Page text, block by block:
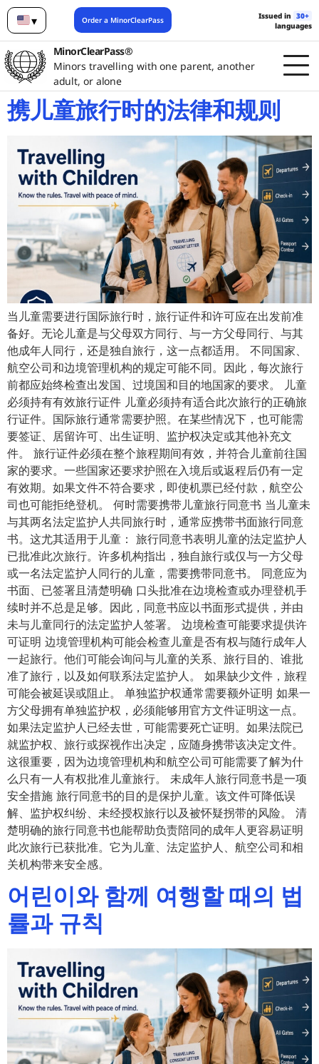
▾
English
Order a MinorClearPass Issued in 30+
languages
MinorClearPass®
Minors travelling with one parent, another
adult, or alone
携儿童旅行时的法律和规则
当儿童需要进行国际旅行时，旅行证件和许可应在出发前准
备好。无论儿童是与父母双方同行、与一方父母同行、与其
他成年人同行，还是独自旅行，这一点都适用。 不同国家、
航空公司和边境管理机构的规定可能不同。因此，每次旅行
前都应始终检查出发国、过境国和目的地国家的要求。 儿童
必须持有有效旅行证件 儿童必须持有适合此次旅行的正确旅
行证件。国际旅行通常需要护照。在某些情况下，也可能需
要签证、居留许可、出生证明、监护权决定或其他补充文
件。 旅行证件必须在整个旅程期间有效，并符合儿童前往国
家的要求。一些国家还要求护照在入境后或返程后仍有一定
有效期。如果文件不符合要求，即使机票已经付款，航空公
司也可能拒绝登机。 何时需要携带儿童旅行同意书 当儿童未
与其两名法定监护人共同旅行时，通常应携带书面旅行同意
书。这尤其适用于儿童： 旅行同意书表明儿童的法定监护人
已批准此次旅行。许多机构指出，独自旅行或仅与一方父母
或一名法定监护人同行的儿童，需要携带同意书。 同意应为
书面、已签署且清楚明确 口头批准在边境检查或办理登机手
续时并不总是足够。因此，同意书应以书面形式提供，并由
未与儿童同行的法定监护人签署。 边境检查可能要求提供许
可证明 边境管理机构可能会检查儿童是否有权与随行成年人
一起旅行。他们可能会询问与儿童的关系、旅行目的、谁批
准了旅行，以及如何联系法定监护人。 如果缺少文件，旅程
可能会被延误或阻止。 单独监护权通常需要额外证明 如果一
方父母拥有单独监护权，必须能够用官方文件证明这一点。
如果法定监护人已经去世，可能需要死亡证明。如果法院已
就监护权、旅行或探视作出决定，应随身携带该决定文件。
这很重要，因为边境管理机构和航空公司可能需要了解为什
么只有一人有权批准儿童旅行。 未成年人旅行同意书是一项
安全措施 旅行同意书的目的是保护儿童。该文件可降低误
解、监护权纠纷、未经授权旅行以及被怀疑拐带的风险。 清
楚明确的旅行同意书也能帮助负责陪同的成年人更容易证明
此次旅行已获批准。它为儿童、法定监护人、航空公司和相
关机构带来安全感。
어린이와 함께 여행할 때의 법
률과 규칙